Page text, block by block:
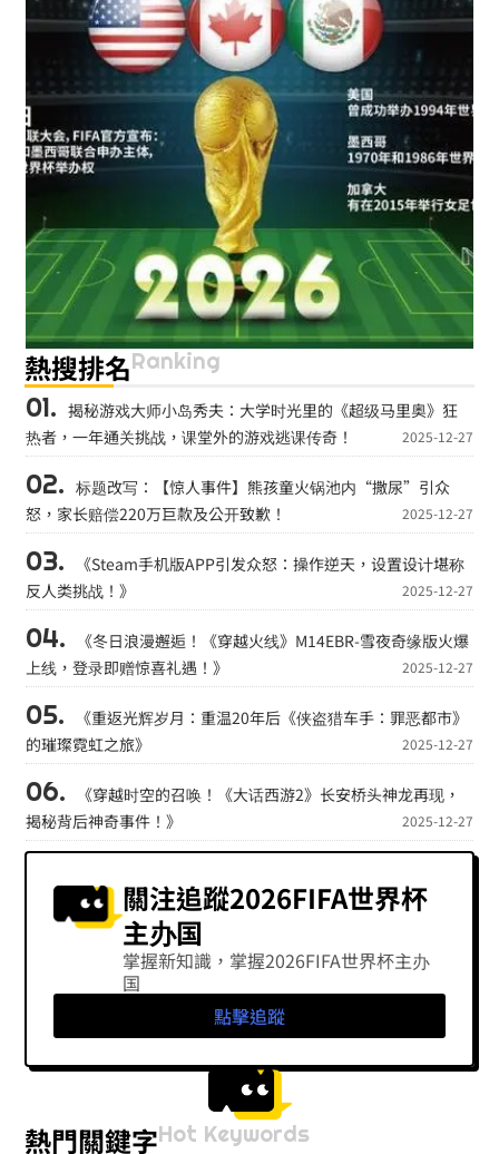
熱搜排名Ranking
揭秘游戏大师小岛秀夫：大学时光里的《超级马里奥》狂
热者，一年通关挑战，课堂外的游戏逃课传奇！
2025-12-27
标题改写：【惊人事件】熊孩童火锅池内“撒尿”引众
怒，家长赔偿220万巨款及公开致歉！
2025-12-27
《Steam手机版APP引发众怒：操作逆天，设置设计堪称
反人类挑战！》
2025-12-27
《冬日浪漫邂逅！《穿越火线》M14EBR-雪夜奇缘版火爆
上线，登录即赠惊喜礼遇！》
2025-12-27
《重返光辉岁月：重温20年后《侠盗猎车手：罪恶都市》
的璀璨霓虹之旅》
2025-12-27
《穿越时空的召唤！《大话西游2》长安桥头神龙再现，
揭秘背后神奇事件！》
2025-12-27
關注追蹤2026FIFA世界杯
主办国
掌握新知識，掌握2026FIFA世界杯主办
国
點擊追蹤
熱門關鍵字Hot Keywords